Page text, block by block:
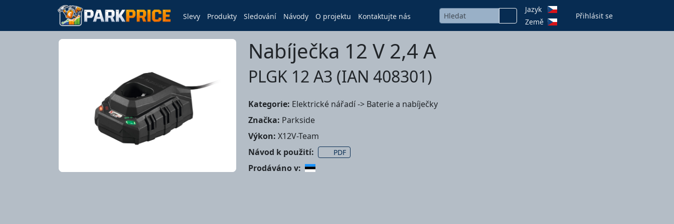
Slevy Produkty Sledování Návody O projektu Kontaktujte nás
Jazyk
Země
Přihlásit se
Nabíječka 12 V 2,4 A
PLGK 12 A3 (IAN 408301)
Kategorie: Elektrické nářadí -> Baterie a nabíječky
Značka: Parkside
Výkon: X12V-Team
Návod k použití:
PDF
Prodáváno v: